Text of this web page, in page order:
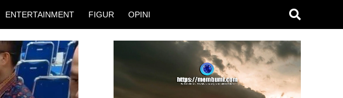
ENTERTAINMENT FIGUR OPINI